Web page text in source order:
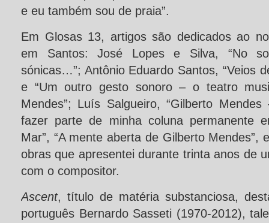
e eu também sou de praia”.
Em Glosas 13, artigos são dedicados ao
em Santos: José Lopes e Silva, “No
sónicas…”; Antônio Eduardo Santos, “Veios
e “Um outro gesto sonoro – o teatro
Mendes”; Luís Salgueiro, “Gilberto
fazer parte de minha coluna permanente
Mar”, “A mente aberta de Gilberto Mendes”,
obras que apresentei durante trinta anos de
com o compositor.
Ascent, título de matéria substanciosa,
português Bernardo Sasseti (1970-2012),